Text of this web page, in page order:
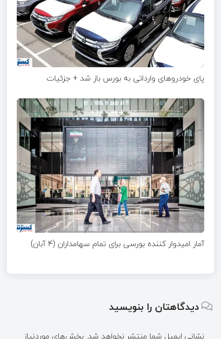
پای خودروهای وارداتی به بورس باز شد + جزئیات
آمار امیدوار کننده بورسی برای تمام سهامداران (۴ آبان)
دیدگاهتان را بنویسید
نشانی ایمیل شما منتشر نخواهد شد. بخش‌های موردنیاز